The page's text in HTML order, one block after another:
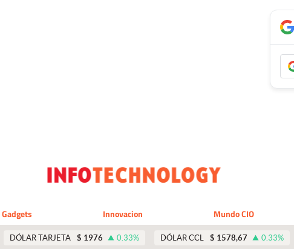
Gadgets Innovacion Mundo CIO
DÓLAR TARJETA $ 1976 0.33% DÓLAR CCL $ 1578,67 0.33%